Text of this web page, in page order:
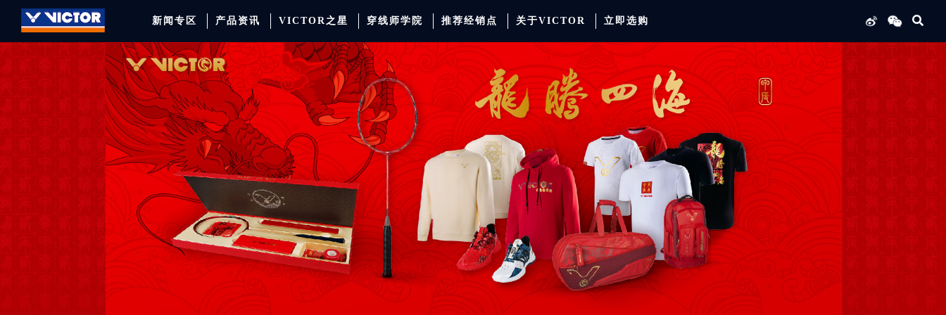
新闻专区 产品资讯 VICTOR之星 穿线师学院 推荐经销点 关于VICTOR 立即选购
品牌资讯 产品资讯 赛事聚焦
羽毛球拍 羽毛球鞋 运动包 运动服饰 羽毛球 运动防护 场地器材 配件 胜利少年系列 系列产品
签约球员 专业球队 品牌代言人
穿线师档案 学院新闻
天猫旗舰店 京东旗舰店